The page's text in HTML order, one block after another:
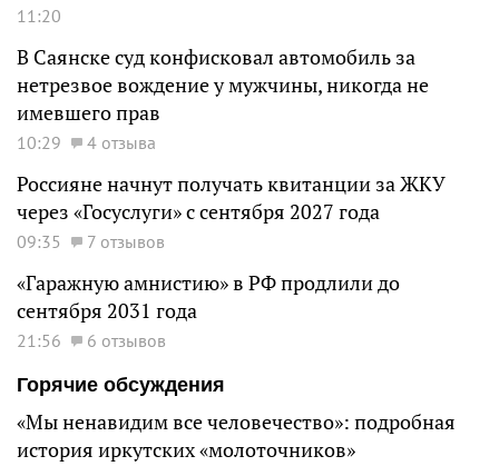
11:20
В Саянске суд конфисковал автомобиль за
нетрезвое вождение у мужчины, никогда не
имевшего прав
10:29 4 отзыва
Россияне начнут получать квитанции за ЖКУ
через «Госуслуги» с сентября 2027 года
09:35 7 отзывов
«Гаражную амнистию» в РФ продлили до
сентября 2031 года
21:56
6 отзывов
Горячие обсуждения
«Мы ненавидим все человечество»: подробная
история иркутских «молоточников»